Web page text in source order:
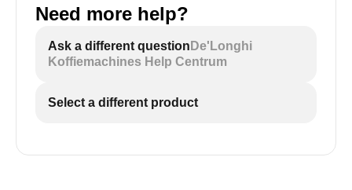
Need more help?
Ask a different question De'Longhi
Koffiemachines Help Centrum
Select a different product